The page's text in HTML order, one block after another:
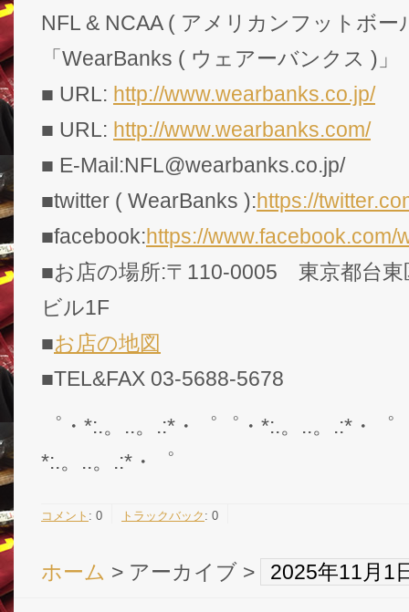
NFL & NCAA ( アメリカンフットボー
「WearBanks ( ウェアーバンクス )」
■ URL: http://www.wearbanks.co.jp/
■ URL: http://www.wearbanks.com/
■ E-Mail:NFL@wearbanks.co.jp/
■twitter ( WearBanks ):https://
■facebook:https://www.facebook.com/
■お店の場所:〒110-0005 東京都台
ビル1F
■お店の地図
■TEL&FAX 03-5688-5678
゜・*:.。..。.:*・゜゜・*:.。..。.:*・
*:.。..。.:*・゜
コメント : 0 トラックバック : 0
ホーム > アーカイブ > 2025年11月1